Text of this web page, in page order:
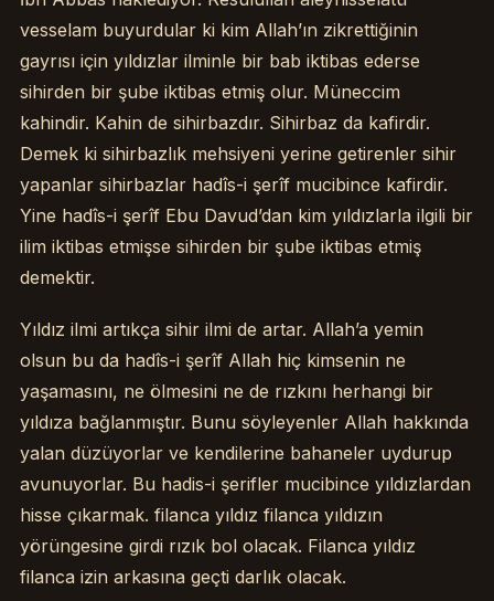
vesselam buyurdular ki kim Allah’ın zikrettiğinin
gayrısı için yıldızlar ilminle bir bab iktibas ederse
sihirden bir şube iktibas etmiş olur. Müneccim
kahindir. Kahin de sihirbazdır. Sihirbaz da kafirdir.
Demek ki sihirbazlık mehsiyeni yerine getirenler sihir
yapanlar sihirbazlar hadîs-i şerîf mucibince kafirdir.
Yine hadîs-i şerîf Ebu Davud’dan kim yıldızlarla ilgili bir
ilim iktibas etmişse sihirden bir şube iktibas etmiş
demektir.
Yıldız ilmi artıkça sihir ilmi de artar. Allah’a yemin
olsun bu da hadîs-i şerîf Allah hiç kimsenin ne
yaşamasını, ne ölmesini ne de rızkını herhangi bir
yıldıza bağlanmıştır. Bunu söyleyenler Allah hakkında
yalan düzüyorlar ve kendilerine bahaneler uydurup
avunuyorlar. Bu hadis-i şerifler mucibince yıldızlardan
hisse çıkarmak. filanca yıldız filanca yıldızın
yörüngesine girdi rızık bol olacak. Filanca yıldız
filanca izin arkasına geçti darlık olacak.